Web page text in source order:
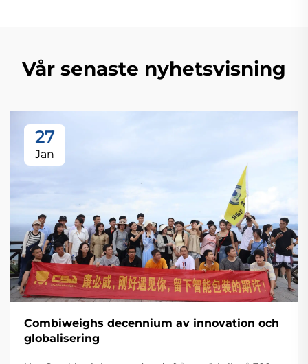
Vår senaste nyhetsvisning
27
Jan
Combiweighs decennium av innovation och
globalisering